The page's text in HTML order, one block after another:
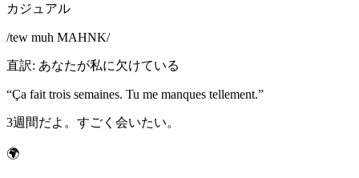
カジュアル
/tew muh MAHNK/
直訳: あなたが私に欠けている
“Ça fait trois semaines. Tu me manques tellement.”
3週間だよ。すごく会いたい。
🌍